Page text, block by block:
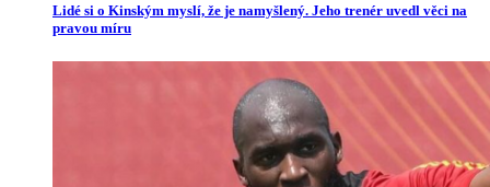
Lidé si o Kinským myslí, že je namyšlený. Jeho trenér uvedl věci na
pravou míru